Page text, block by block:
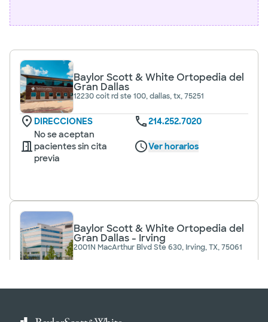
Baylor Scott & White Ortopedia del
Gran Dallas
12230 coit rd ste 100, dallas, tx, 75251
DIRECCIONES
214.252.7020
No se aceptan
pacientes sin cita
previa
Ver horarios
Baylor Scott & White Ortopedia del
Gran Dallas - Irving
2001N MacArthur Blvd Ste 630, Irving, TX, 75061
No se aceptan pacientes sin cita previa